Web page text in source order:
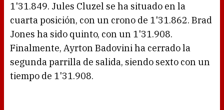
1'31.849. Jules Cluzel se ha situado en la
cuarta posición, con un crono de 1'31.862. Brad
Jones ha sido quinto, con un 1'31.908.
Finalmente, Ayrton Badovini ha cerrado la
segunda parrilla de salida, siendo sexto con un
tiempo de 1'31.908.